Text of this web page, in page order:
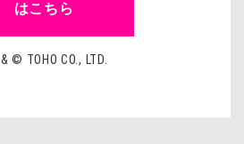
はこちら
© TOHO CO., LTD.